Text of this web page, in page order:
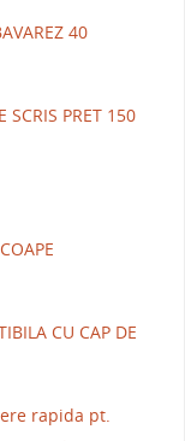
40
SCRIS PRET 150
CU CAP DE
rapida pt.